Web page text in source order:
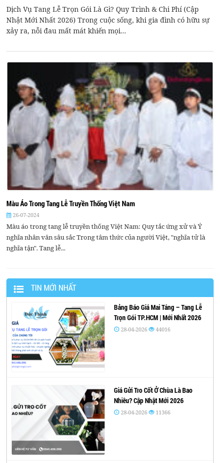
Dịch Vụ Tang Lễ Trọn Gói Là Gì? Quy Trình & Chi Phí (Cập
Nhật Mới Nhất 2026) Trong cuộc sống, khi gia đình có hữu sự
xảy ra, nỗi đau mất mát khiến mọi...
Màu Áo Trong Tang Lễ Truyền Thống Việt Nam
26-07-2024
Màu áo trong tang lễ truyền thống Việt Nam: Quy tắc ứng xử và Ý
nghĩa nhân văn sâu sắc Trong tâm thức của người Việt, "nghĩa tử là
nghĩa tận". Tang lễ...
TIN MỚI NHẤT
Bảng Báo Giá Mai Táng – Tang Lễ
Trọn Gói TP.HCM | Mới Nhất 2026
28-04-2026 44016
Giá Gửi Tro Cốt Ở Chùa Là Bao
Nhiêu? Cập Nhật Mới 2026
28-04-2026 11366